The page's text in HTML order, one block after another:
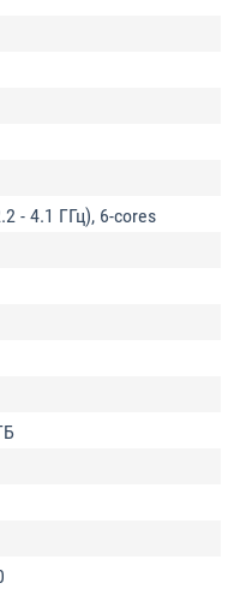
- 4.1 ГГц), 6-cores